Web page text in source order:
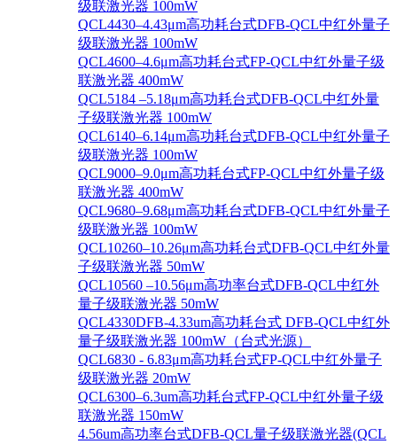
级联激光器 100mW
QCL4430–4.43μm高功耗台式DFB-QCL中红外量子
级联激光器 100mW
QCL4600–4.6μm高功耗台式FP-QCL中红外量子级
联激光器 400mW
QCL5184 –5.18μm高功耗台式DFB-QCL中红外量
子级联激光器 100mW
QCL6140–6.14μm高功耗台式DFB-QCL中红外量子
级联激光器 100mW
QCL9000–9.0μm高功耗台式FP-QCL中红外量子级
联激光器 400mW
QCL9680–9.68μm高功耗台式DFB-QCL中红外量子
级联激光器 100mW
QCL10260–10.26μm高功耗台式DFB-QCL中红外量
子级联激光器 50mW
QCL10560 –10.56μm高功率台式DFB-QCL中红外
量子级联激光器 50mW
QCL4330DFB-4.33um高功耗台式 DFB-QCL中红外
量子级联激光器 100mW（台式光源）
QCL6830 - 6.83μm高功耗台式FP-QCL中红外量子
级联激光器 20mW
QCL6300–6.3um高功耗台式FP-QCL中红外量子级
联激光器 150mW
4.56um高功率台式DFB-QCL量子级联激光器(QCL